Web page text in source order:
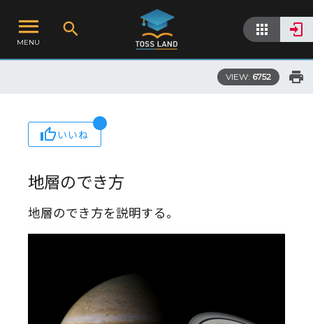
MENU
VIEW: 6752
いいね
地層のでき方
地層のでき方を説明する。